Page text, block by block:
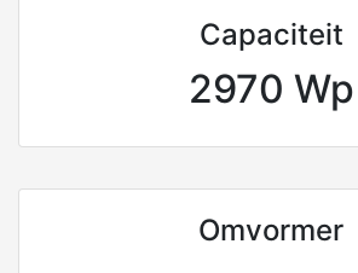
Capaciteit
2970 Wp
Omvormer